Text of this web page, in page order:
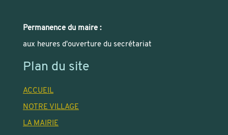
Permanence du maire :
aux heures d'ouverture du secrétariat
Plan du site
ACCUEIL
NOTRE VILLAGE
LA MAIRIE